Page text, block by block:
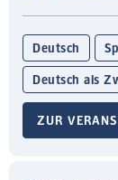
Deutsch
Deutsch als
ZUR